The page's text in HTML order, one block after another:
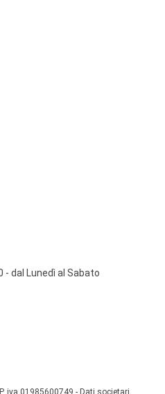
- dal Lunedì al Sabato